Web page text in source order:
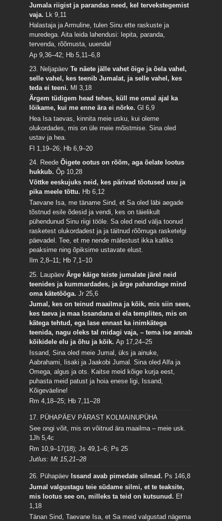
Jumala riigist ja parandas need, kel tervekstegemist
vaja. Lk 9,11
Halastaja ja Armuline, tulen Sinu ette raskuste ja
muredega. Aita leida lahendusi: lepita, paranda,
tervenda, rõõmusta, uuenda!
Ap 9,36–42; Hb 5,11–6,8
23. NeljapäevTe näete jälle vahet õige ja õela vahel,
selle vahel, kes teenib Jumalat, ja selle vahel, kes
teda ei teeni. Ml 3,18
Ärgem tüdigem head tehes, küll me omal ajal ka
lõikame, kui me enne ära ei nõrke.Gl 6,9
Hea Isa taevas, kinnita meie usku, kui oleme
olukordades, mis on üle meie mõistmise. Sina oled
ustav ja hea.
Fl 1,19–26; Hb 6,9–20
24. ReedeÕigete ootus on rõõm, aga õelate lootus
hukkub.Õp 10,28
Võttke eeskujuks neid, kes pärivad tõotused usu ja
pika meele tõttu. Hb 6,12
Taevane Isa, me täname Sind, et Sa oled läbi aegade
tõstnud esile õdesid ja vendi, kes on täielikult
pühendunud Sinu riigi tööle. Sa oled neid välja toonud
rasketest olukordadest ja ja täitnud rõõmuga rasketelgi
päevadel. Tee, et me nende mälestust ikka kalliks
peaksime ning õpiksime ustavate elust.
Ilm 2,8–11; Hb 7,1–10
25. LaupäevÄrge käige teiste jumalate järel neid
teenides ja kummardades, ja ärge pahandage mind
oma kätetööga.Jr 25,6
Jumal, kes on teinud maailma ja kõik, mis siin sees,
kes taeva ja maa Issandana ei ela templites, mis on
kätega tehtud, ega lase ennast ka inimkätega
teenida, nagu oleks tal midagi vaja, – tema ise annab
kõikidele elu ja õhu ja kõik.Ap 17,24–25
Issand, Sina oled meie Jumal, üks ja ainuke,
Aabrahami, Iisaki ja Jaakobi Jumal. Sina oled Alfa ja
Omega, algus ja ots. Kaitse meid kõige kurja eest,
puhasta meid patust ja hoia enese ligi, Issand,
Kõigeväeline!
Rm 4,18–25; Hb 7,11–28
17. PÜHAPÄEV PÄRAST KOLMAINUPÜHA
See ongi võit, mis on võitnud ära maailma – meie usk.
1Jh 5,4c
Rm 10,9–17(18); Js 49,1–6; Ps 25
Jutlus: Mt 15,21–28
26. Pühapäev Issand avab pimedate silmad. Ps 146,8
Jumal valgustagu teie südame silmi, et te teaksite,
mis lootus see on, milleks ta teid on kutsunud. Ef
1,18
Tänan Sind, Taevane Isa, et Sa meid valgustad nägema